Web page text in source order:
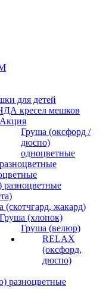
для детей
кресел мешков
Акция
Груша (оксфорд /
дюспо)
одноцветные
разноцветные
(скотчгард, жакард)
Груша (хлопок)
Груша (велюр)
RELAX
(оксфорд,
дюспо)
разноцветные